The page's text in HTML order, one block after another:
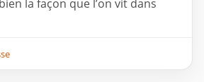
la façon que l’on vit dans